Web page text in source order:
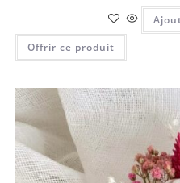
Offrir ce produit